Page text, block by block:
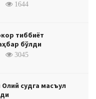
1644
тиббиёт
бўлди
3045
судга масъул